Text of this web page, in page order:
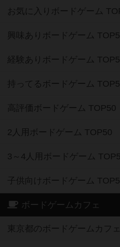
お気に入りボードゲーム
興味ありボードゲーム
経験ありボードゲーム
持ってるボードゲーム
高評価ボードゲーム TOP50
2人用ボードゲーム TOP50
3～4人用ボードゲーム
子供向けボードゲーム
ボードゲームカフェ
東京都のボードゲームカフェ